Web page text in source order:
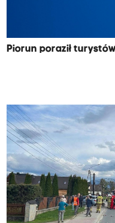
Piorun poraził